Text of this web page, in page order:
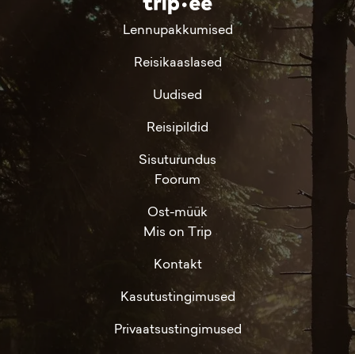
Lennupakkumised
Reisikaaslased
Uudised
Reisipildid
Sisuturundus
Foorum
Ost-müük
Mis on Trip
Kontakt
Kasutustingimused
Privaatsustingimused